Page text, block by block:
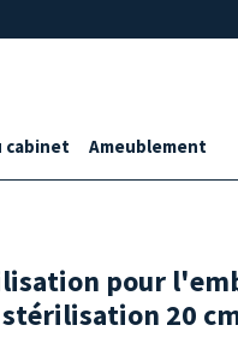
cabinet Ameublement
pour
20